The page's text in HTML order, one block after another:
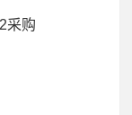
采购